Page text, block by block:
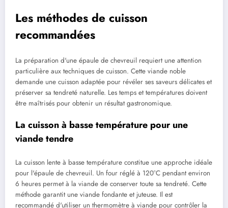
Les méthodes de cuisson
recommandées
La préparation d'une épaule de chevreuil requiert une attention
particulière aux techniques de cuisson. Cette viande noble
demande une cuisson adaptée pour révéler ses saveurs délicates et
préserver sa tendreté naturelle. Les temps et températures doivent
être maîtrisés pour obtenir un résultat gastronomique.
La cuisson à basse température pour une
viande tendre
La cuisson lente à basse température constitue une approche idéale
pour l'épaule de chevreuil. Un four réglé à 120°C pendant environ
6 heures permet à la viande de conserver toute sa tendreté. Cette
méthode garantit une viande fondante et juteuse. Il est
recommandé d'utiliser un thermomètre à viande pour contrôler la